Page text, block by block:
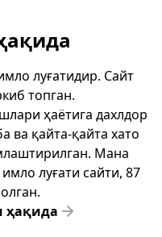
луғатидир. Сайт
топган.
ҳаётига дахлдор
ва қайта-қайта хато
Мана
луғати сайти, 87
ҳақида